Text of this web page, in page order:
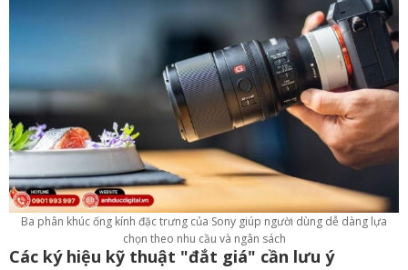
Ba phân khúc ống kính đặc trưng của Sony giúp người dùng dễ dàng lựa
chọn theo nhu cầu và ngân sách
Các ký hiệu kỹ thuật "đắt giá" cần lưu ý